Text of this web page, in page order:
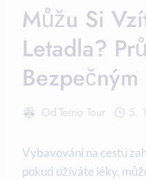
Můžu Si
Letadla?
OdTerno Tour 5.
Vybavování na cestu
pokud užíváte léky,